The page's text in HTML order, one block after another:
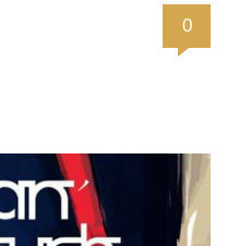
0